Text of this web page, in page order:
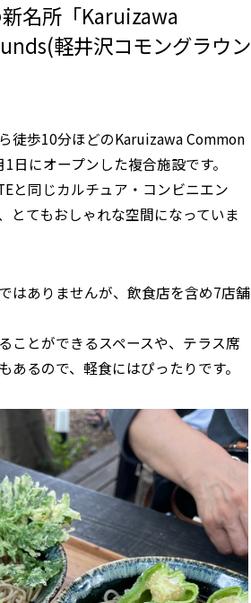
名所「Karuizawa
軽井沢コモングラウン
徒歩10分ほどのKaruizawa Common
日にオープンした複合施設です。
と同じカルチュア・コンビニエン
とてもおしゃれな空間になっていま
はありませんが、飲食店を含め7店舗
ことができるスペースや、テラス席
あるので、軽食にはぴったりです。